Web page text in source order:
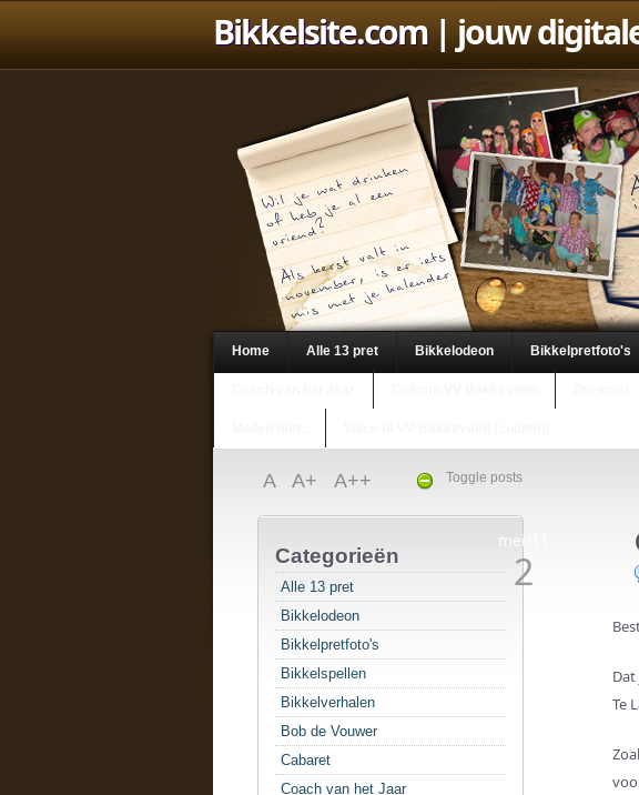
Bikkelsite.com| jouw
Home Alle 13 pret Bikkelodeon Bikkelpretfoto's
Toggle posts
A A+ A++
Categorieën
Alle 13 pret
Bikkelodeon
Bikkelpretfoto's
Bikkelspellen
Bikkelverhalen
Bob de Vouwer
Cabaret
Coach van het Jaar
mei/11
2
Te